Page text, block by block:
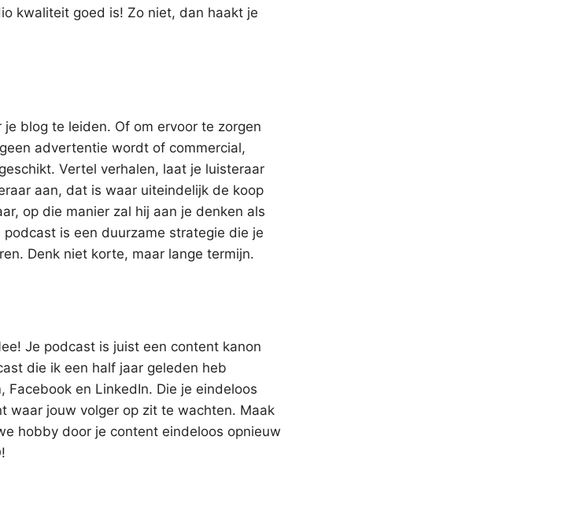
kwaliteit goed is! Zo niet, dan haakt je
blog te leiden. Of om ervoor te zorgen
advertentie wordt of commercial,
Vertel verhalen, laat je luisteraar
aan, dat is waar uiteindelijk de koop
op die manier zal hij aan je denken als
is een duurzame strategie die je
Denk niet korte, maar lange termijn.
Je podcast is juist een content kanon
die ik een half jaar geleden heb
en LinkedIn. Die je eindeloos
waar jouw volger op zit te wachten. Maak
hobby door je content eindeloos opnieuw